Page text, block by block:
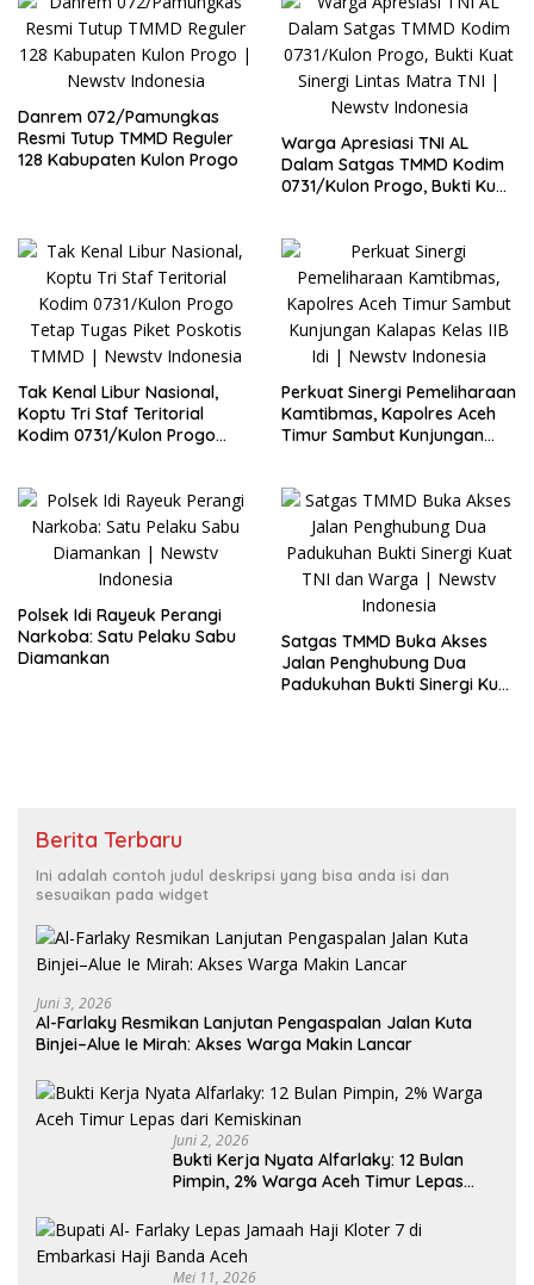
Danrem 072/Pamungkas
Resmi Tutup TMMD Reguler
128 Kabupaten Kulon Progo
Warga Apresiasi TNI AL
Dalam Satgas TMMD Kodim
0731/Kulon Progo, Bukti Kuat
Tak Kenal Libur Nasional,
Koptu Tri Staf Teritorial
Kodim 0731/Kulon Progo
Perkuat Sinergi Pemeliharaan
Kamtibmas, Kapolres Aceh
Timur Sambut Kunjungan
Polsek Idi Rayeuk Perangi
Narkoba: Satu Pelaku Sabu
Diamankan
Satgas TMMD Buka Akses
Jalan Penghubung Dua
Padukuhan Bukti Sinergi Kuat
Berita Terbaru
Ini adalah contoh judul deskripsi yang bisa anda isi dan
sesuaikan pada widget
Juni 3, 2026
Al-Farlaky Resmikan Lanjutan Pengaspalan Jalan Kuta
Binjei–Alue Ie Mirah: Akses Warga Makin Lancar
Juni 2, 2026
Bukti Kerja Nyata Alfarlaky: 12 Bulan
Pimpin, 2% Warga Aceh Timur Lepas
Mei 11, 2026